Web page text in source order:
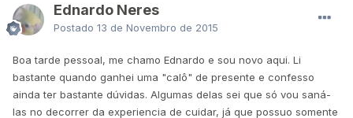
Ednardo Neres
Postado 13 de Novembro de 2015
Boa tarde pessoal, me chamo Ednardo e sou novo aqui. Li
bastante quando ganhei uma "calô" de presente e confesso
ainda ter bastante dúvidas. Algumas delas sei que só vou saná-
las no decorrer da experiencia de cuidar, já que possuo somente